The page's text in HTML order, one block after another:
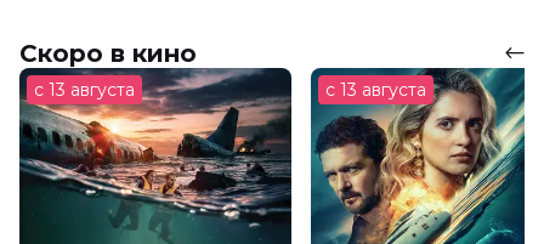
Скоро в кино
с 13 августа с 13 августа